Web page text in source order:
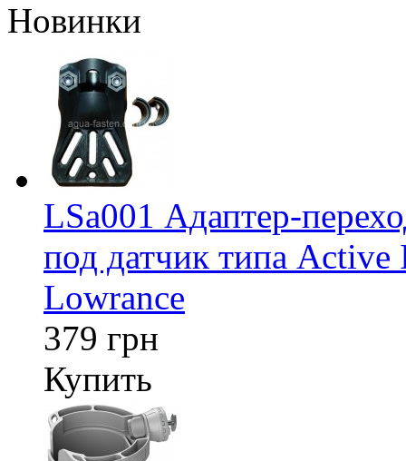
Новинки
LSa001 Адаптер-
под датчик типа Active
Lowrance
379 грн
Купить